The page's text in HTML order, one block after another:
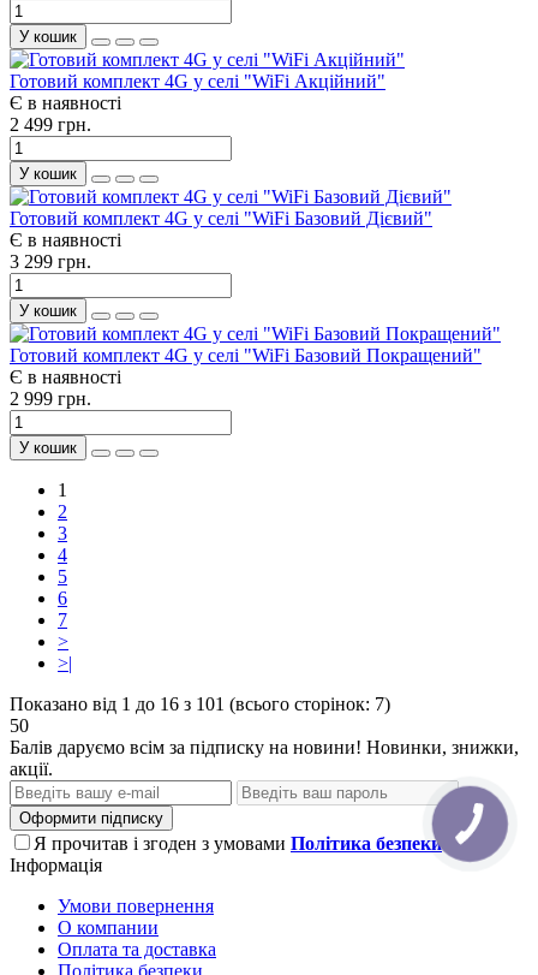
У кошик
Готовий комплект 4G у селі "WiFi Акційний"
Є в наявності
2 499 грн.
У кошик
Готовий комплект 4G у селі "WiFi Базовий Дієвий"
Є в наявності
3 299 грн.
У кошик
Готовий комплект 4G у селі "WiFi Базовий Покращений"
Є в наявності
2 999 грн.
У кошик
1
2
3
4
5
6
7
>
>|
Показано від 1 до 16 з 101 (всього сторінок: 7)
50
Балів даруємо всім за підписку на новини! Новинки, знижки,
акції.
Оформити підписку
Я прочитав і згоден з умовами Політика безпеки
Інформація
Умови повернення
О компании
Оплата та доставка